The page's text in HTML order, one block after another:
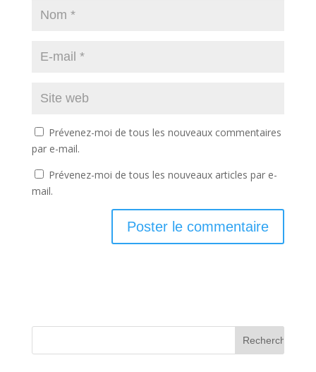
Prévenez-moi de tous les nouveaux commentaires
par e-mail.
Prévenez-moi de tous les nouveaux articles par e-
mail.